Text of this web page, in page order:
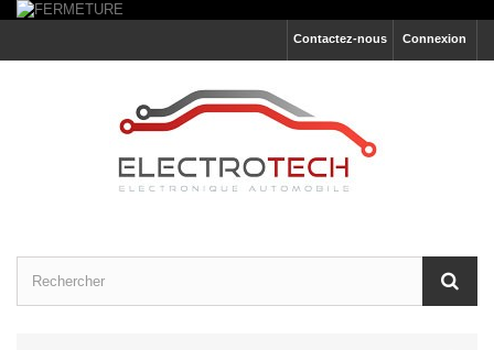
Connexion
Contactez-nous